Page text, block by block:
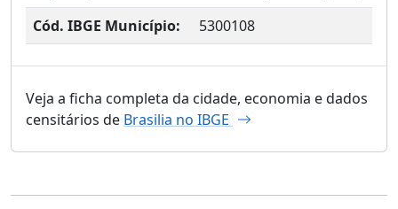
Cód. IBGE Município: 5300108
Veja a ficha completa da cidade, economia e dados
censitários de Brasilia no IBGE